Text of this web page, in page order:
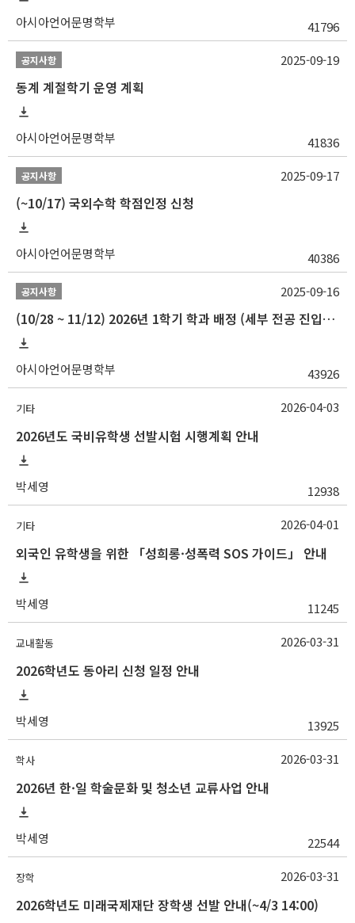
아시아언어문명학부 41796
공지사항
동계 계절학기 운영 계획
아시아언어문명학부 41836
2025-09-19
공지사항
(~10/17) 국외수학 학점인정 신청
아시아언어문명학부 40386
2025-09-17
공지사항
(10/28 ~ 11/12) 2026년 1학기 학과 배정 (세부 전공 진입) 안내
아시아언어문명학부 43926
2025-09-16
기타
2026년도 국비유학생 선발시험 시행계획 안내
박세영 12938
2026-04-03
기타
외국인 유학생을 위한 「성희롱·성폭력 SOS 가이드」 안내
박세영 11245
2026-04-01
교내활동
2026학년도 동아리 신청 일정 안내
박세영 13925
2026-03-31
학사
2026년 한·일 학술문화 및 청소년 교류사업 안내
박세영 22544
2026-03-31
장학
2026학년도 미래국제재단 장학생 선발 안내(~4/3 14:00)
2026-03-31